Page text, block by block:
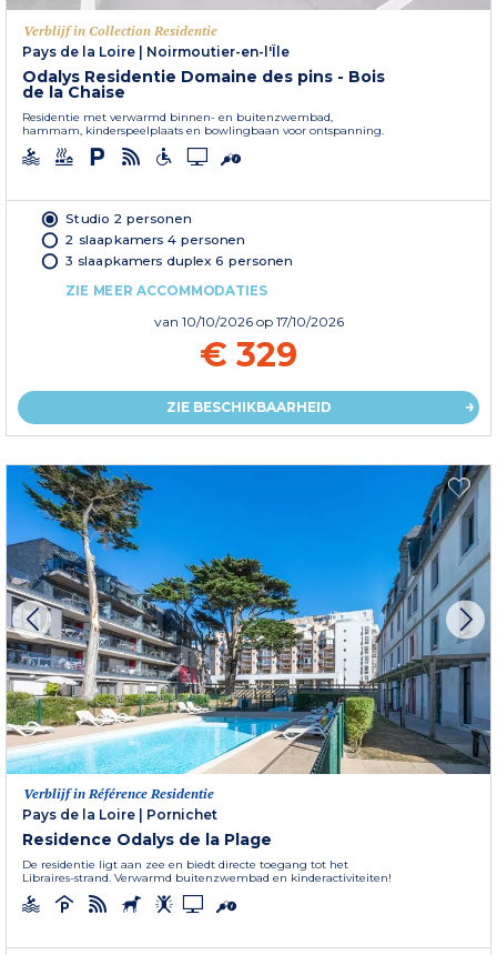
Verblijf in Collection Residentie
Pays de la Loire | Noirmoutier-en-l'Île
Odalys Residentie Domaine des pins - Bois
de la Chaise
Residentie met verwarmd binnen- en buitenzwembad,
hammam, kinderspeelplaats en bowlingbaan voor ontspanning.
Studio 2 personen
2 slaapkamers 4 personen
3 slaapkamers duplex 6 personen
ZIE MEER ACCOMMODATIES
van 10/10/2026 op 17/10/2026
€ 329
ZIE BESCHIKBAARHEID
Verblijf in Référence Residentie
Pays de la Loire | Pornichet
Residence Odalys de la Plage
De residentie ligt aan zee en biedt directe toegang tot het
Libraires-strand. Verwarmd buitenzwembad en kinderactiviteiten!